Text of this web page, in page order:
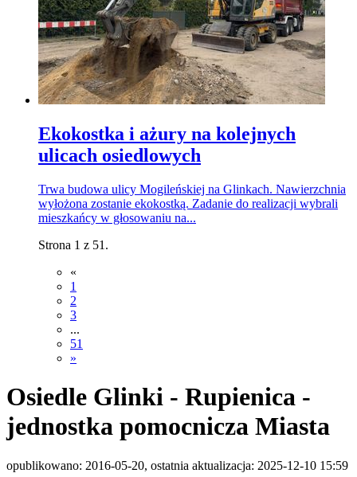
Ekokostka i ażury na kolejnych
ulicach osiedlowych
Trwa budowa ulicy Mogileńskiej na Glinkach. Nawierzchnia
wyłożona zostanie ekokostką. Zadanie do realizacji wybrali
mieszkańcy w głosowaniu na...
Strona 1 z 51.
«
1
2
3
...
51
»
Osiedle Glinki - Rupienica -
jednostka pomocnicza Miasta
opublikowano: 2016-05-20, ostatnia aktualizacja: 2025-12-10 15:59